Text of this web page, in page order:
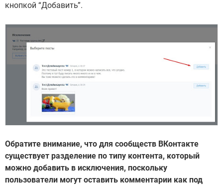
кнопкой “Добавить”.
Обратите внимание, что для сообществ ВКонтакте
существует разделение по типу контента, который
можно добавить в исключения, поскольку
пользователи могут оставить комментарии как под